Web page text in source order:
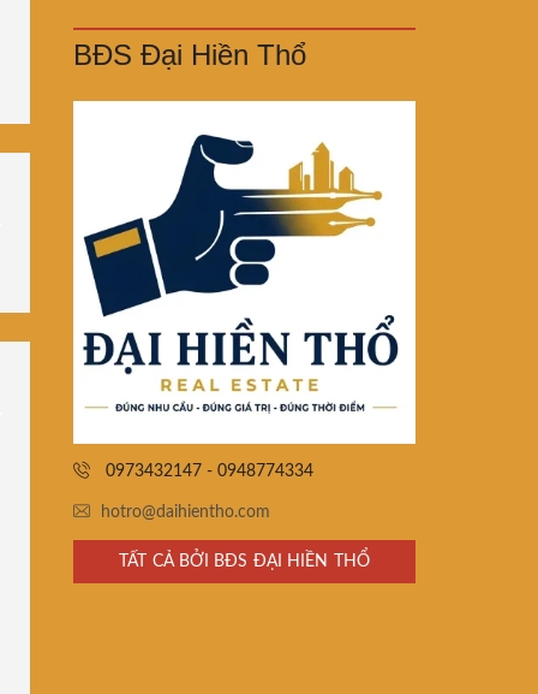
BĐS Đại Hiền Thổ
0973432147 - 0948774334
hotro@daihientho.com
TẤT CẢ BỞI BĐS ĐẠI HIỀN THỔ